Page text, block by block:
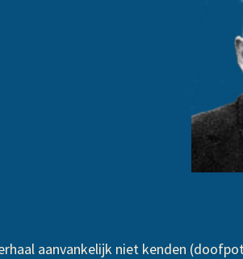
aanvankelijk niet kenden